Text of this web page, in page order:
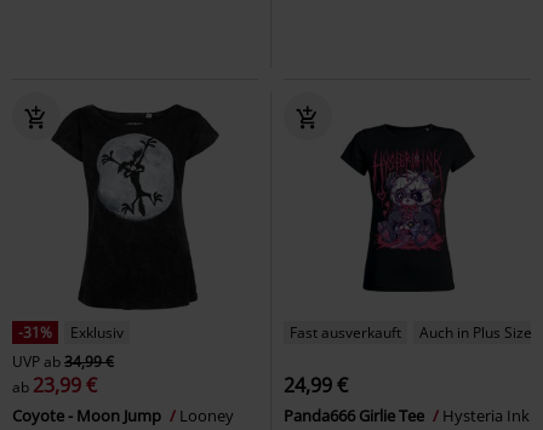
-31%
Exklusiv
UVPab34,99 €
ab 23,99 €
Coyote - Moon Jump
Looney
Fast ausverkauft Auch in Plus Size
24,99 €
Panda666 Girlie Tee
Hysteria Ink